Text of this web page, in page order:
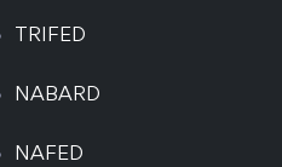
TRIFED
NABARD
NAFED